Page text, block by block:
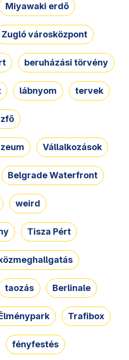
Miyawaki erdő
Zugló városközpont
beruházási törvény
lábnyom tervek
Vállalkozások
Belgrade Waterfront
weird
Tisza Pért
taozás Berlinale
Trafibox
fényfestés